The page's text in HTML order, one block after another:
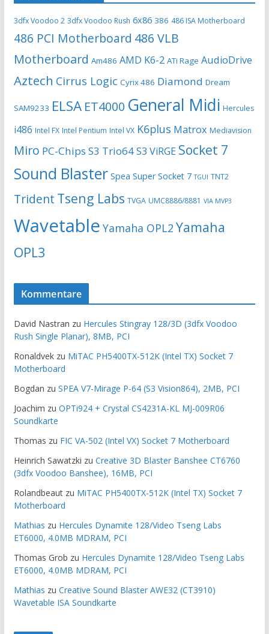
3dfx Voodoo 2 3dfx Voodoo Rush 6x86 386 486 ISA Motherboard
486 PCI Motherboard 486 VLB
Motherboard Am486 AMD K6-2 ATi Rage AudioDrive
Aztech Cirrus Logic Cyrix 486 Diamond Dream
SAM9233 ELSA ET4000 General Midi Hercules
i486 Intel FX Intel Pentium Intel VX K6plus Matrox Mediavision
Miro PC-Chips S3 Trio64S3 ViRGE Socket 7
Sound Blaster Spea Super Socket 7 TGUI TNT2
Trident Tseng Labs TVGA UMC8886/8881 VIA MVP3
Wavetable Yamaha OPL2 Yamaha
OPL3
Kommentare
David Nastran zu Hercules Stingray 128/3D (3dfx Voodoo
Rush Single Planar), 8MB, PCI
Ronaldvekzu MiTAC PH5400TX-512K (Intel TX) Socket 7
Motherboard
Bogdan zu SPEA V7-Mirage P-64 (S3 Vision864), 2MB, PCI
Joachim zu OPTi924 + Crystal CS4231A-KL MJ-009R06
Soundkarte
Thomas zu FIC VA-502 (Intel VX) Socket 7 Motherboard
Heinrich Sawatzki zu Creative 3D Blaster Banshee CT6760
(3dfx Voodoo Banshee), 16MB, PCI
Rolandbeautzu MiTAC PH5400TX-512K (Intel TX) Socket 7
Motherboard
Mathias zu Hercules Dynamite 128/Video Tseng Labs
ET6000, 4.0MB MDRAM, PCI
Thomas Grob zu Hercules Dynamite 128/Video Tseng Labs
ET6000, 4.0MB MDRAM, PCI
Mathias zu Creative Sound Blaster AWE32 (CT3910)
Wavetable ISA Soundkarte